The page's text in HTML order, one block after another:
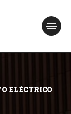
ELÉCTRICO